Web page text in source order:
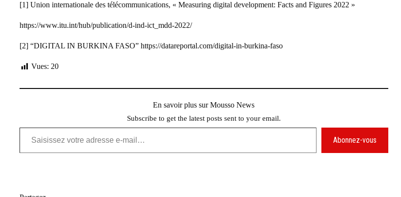
[1] Union internationale des télécommunications, « Measuring digital development: Facts and Figures 2022 »
https://www.itu.int/hub/publication/d-ind-ict_mdd-2022/
[2] “DIGITAL IN BURKINA FASO” https://datareportal.com/digital-in-burkina-faso
Vues: 20
En savoir plus sur Mousso News
Subscribe to get the latest posts sent to your email.
Saisissez votre adresse e-mail…
Abonnez-vous